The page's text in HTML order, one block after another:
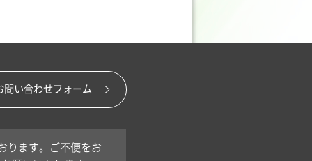
問い合わせフォーム
ります。ご不便をお